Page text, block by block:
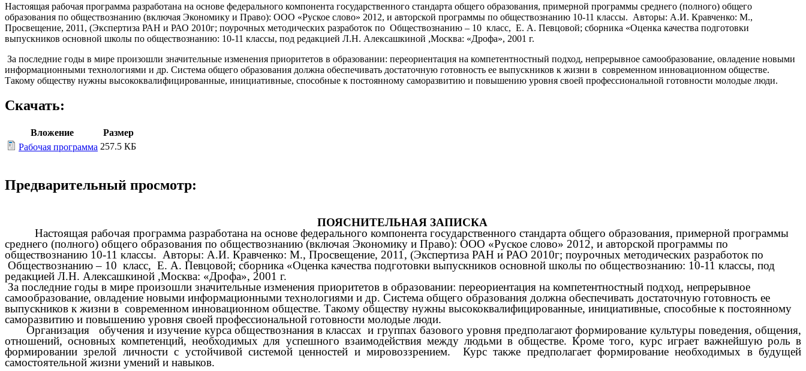
Настоящая рабочая программа разработана на основе федерального компонента государственного стандарта общего образования, примерной программы среднего (полного) общего
образования по обществознанию (включая Экономику и Право): ООО «Руское слово» 2012, и авторской программы по обществознанию 10-11 классы. Авторы: А.И. Кравченко: М.,
Просвещение, 2011, (Экспертиза РАН и РАО 2010г; поурочных методических разработок по Обществознанию – 10 класс, Е. А. Певцовой; сборника «Оценка качества подготовки
выпускников основной школы по обществознанию: 10-11 классы, под редакцией Л.Н. Алексашкиной ,Москва: «Дрофа», 2001 г.
За последние годы в мире произошли значительные изменения приоритетов в образовании: переориентация на компетентностный подход, непрерывное самообразование, овладение новыми
информационными технологиями и др. Система общего образования должна обеспечивать достаточную готовность ее выпускников к жизни в современном инновационном обществе.
Такому обществу нужны высококвалифицированные, инициативные, способные к постоянному саморазвитию и повышению уровня своей профессиональной готовности молодые люди.
Скачать:
Вложение
Размер
Рабочая программа 257.5 КБ
Предварительный просмотр:
ПОЯСНИТЕЛЬНАЯ ЗАПИСКА
Настоящая рабочая программа разработана на основе федерального компонента государственного стандарта общего образования, примерной программы
среднего (полного) общего образования по обществознанию (включая Экономику и Право): ООО «Руское слово» 2012, и авторской программы по
обществознанию 10-11 классы. Авторы: А.И. Кравченко: М., Просвещение, 2011, (Экспертиза РАН и РАО 2010г; поурочных методических разработок по
Обществознанию – 10 класс, Е. А. Певцовой; сборника «Оценка качества подготовки выпускников основной школы по обществознанию: 10-11 классы, под
редакцией Л.Н. Алексашкиной ,Москва: «Дрофа», 2001 г.
За последние годы в мире произошли значительные изменения приоритетов в образовании: переориентация на компетентностный подход, непрерывное
самообразование, овладение новыми информационными технологиями и др. Система общего образования должна обеспечивать достаточную готовность ее
выпускников к жизни в современном инновационном обществе. Такому обществу нужны высококвалифицированные, инициативные, способные к постоянному
саморазвитию и повышению уровня своей профессиональной готовности молодые люди.
Организация обучения и изучение курса обществознания в классах и группах базового уровня предполагают формирование культуры поведения, общения,
отношений, основных компетенций, необходимых для успешного взаимодействия между людьми в обществе. Кроме того, курс играет важнейшую роль в
формировании зрелой личности с устойчивой системой ценностей и мировоззрением. Курс также предполагает формирование необходимых в будущей
самостоятельной жизни умений и навыков.